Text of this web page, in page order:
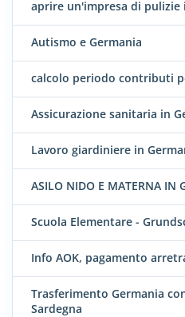
aprire un'impresa di pulizie
Autismo e Germania
calcolo periodo contributi
Assicurazione sanitaria in
Lavoro giardiniere in
ASILO NIDO E MATERNA IN
Scuola Elementare -
Info AOK, pagamento
Trasferimento Germania
Sardegna